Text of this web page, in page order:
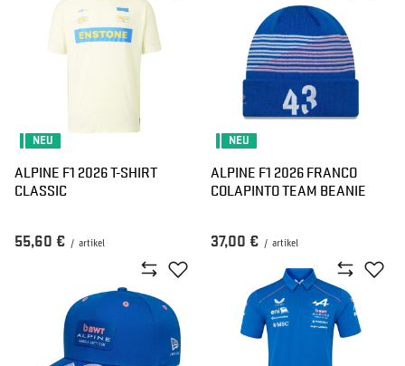
NEU
ALPINE F1 2026 T-SHIRT
CLASSIC
55,60 € / artikel
NEU
ALPINE F1 2026 FRANCO
COLAPINTO TEAM BEANIE
37,00 € / artikel